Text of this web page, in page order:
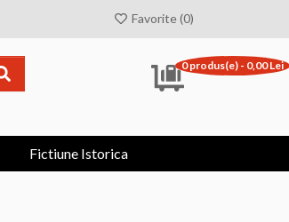
Favorite (0)
0 produs(e) - 0,00 Lei
Fictiune Istorica